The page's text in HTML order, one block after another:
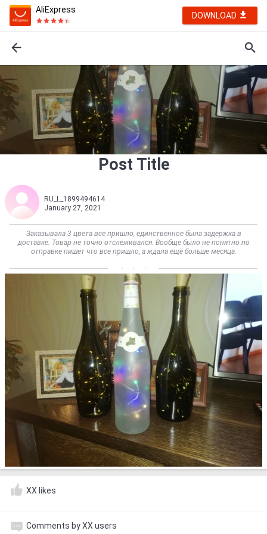
AliExpress
DOWNLOAD
Post Title
RU_L_1899494614
January 27, 2021
Заказывала 3 цвета все пришло, единственное была задержка в
доставке. Товар не точно отслеживался. Вообще было не понятно по
отправке пишет что все пришло, а ждала ещё больше месяца.
XX likes
Comments by XX users